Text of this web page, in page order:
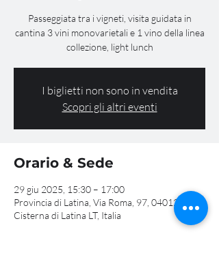
Passeggiata tra i vigneti, visita guidata in
cantina 3 vini monovarietali e 1 vino della linea
collezione, light lunch
I biglietti non sono in vendita
Scopri gli altri eventi
Orario & Sede
29 giu 2025, 15:30 – 17:00
Provincia di Latina, Via Roma, 97, 04012
Cisterna di Latina LT, Italia